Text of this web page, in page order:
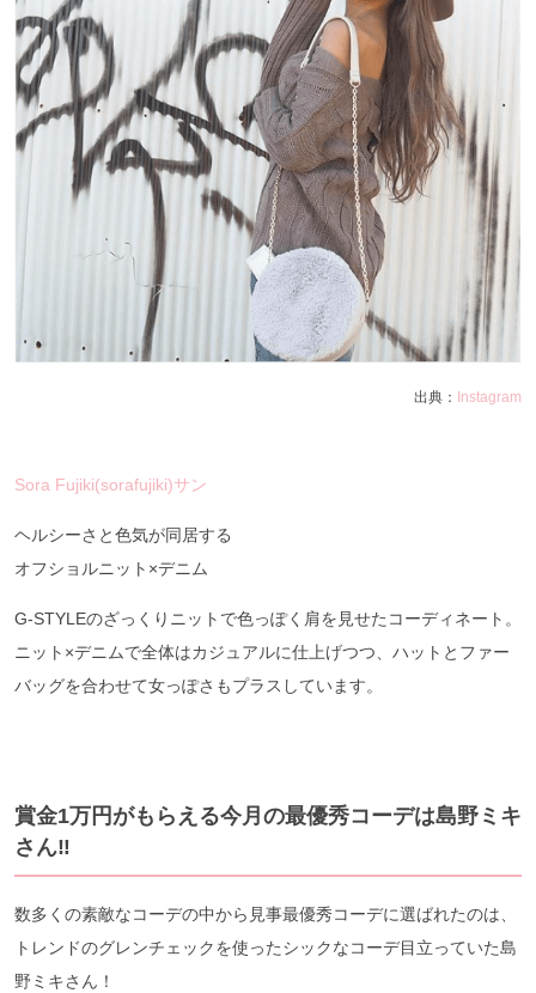
出典： Instagram
Sora Fujiki(sorafujiki)サン
ヘルシーさと色気が同居する
オフショルニット×デニム
G-STYLEのざっくりニットで色っぽく肩を見せたコーディネート。
ニット×デニムで全体はカジュアルに仕上げつつ、ハットとファー
バッグを合わせて女っぽさもプラスしています。
賞金1万円がもらえる今月の最優秀コーデは島野ミキ
さん‼︎
数多くの素敵なコーデの中から見事最優秀コーデに選ばれたのは、
トレンドのグレンチェックを使ったシックなコーデ目立っていた島
野ミキさん！